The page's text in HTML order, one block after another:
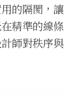
的隔閡，讓
精準的線條
師對秩序與